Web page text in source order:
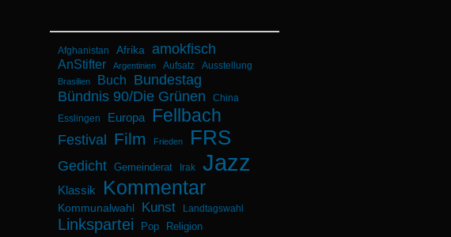
Afghanistan Afrika amokfisch
AnStifter Argentinien Aufsatz Ausstellung
Brasilien Buch
Bundestag
Bündnis 90/Die Grünen
China
Esslingen
Europa Fellbach
Festival Film Frieden FRS
Gedicht Gemeinderat Irak Jazz
Klassik Kommentar
Kommunalwahl Kunst Landtagswahl
Linkspartei Pop Religion